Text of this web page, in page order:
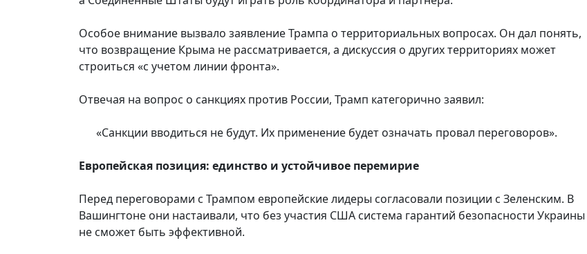
Особое внимание вызвало заявление Трампа о территориальных вопросах. Он дал понять,
что возвращение Крыма не рассматривается, а дискуссия о других территориях может
строиться «с учетом линии фронта».
Отвечая на вопрос о санкциях против России, Трамп категорично заявил:
«Санкции вводиться не будут. Их применение будет означать провал переговоров».
Европейская позиция: единство и устойчивое перемирие
Перед переговорами с Трампом европейские лидеры согласовали позиции с Зеленским. В
Вашингтоне они настаивали, что без участия США система гарантий безопасности Украины
не сможет быть эффективной.